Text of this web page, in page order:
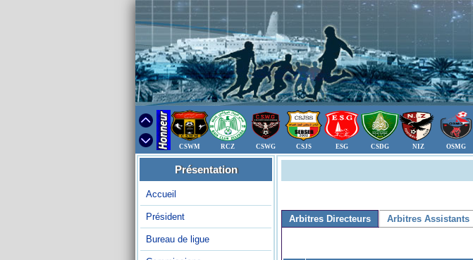
CSWM RCZ CSWG CSJS ESG CSDG NIZ OSMG
Présentation
Accueil
Président
Bureau de ligue
Arbitres Directeurs Arbitres Assistants